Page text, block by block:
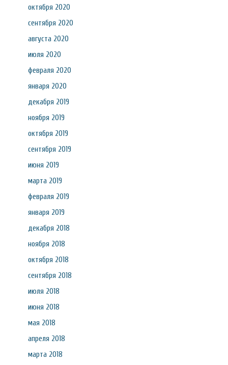
октября 2020
сентября 2020
августа 2020
июля 2020
февраля 2020
января 2020
декабря 2019
ноября 2019
октября 2019
сентября 2019
июня 2019
марта 2019
февраля 2019
января 2019
декабря 2018
ноября 2018
октября 2018
сентября 2018
июля 2018
июня 2018
мая 2018
апреля 2018
марта 2018